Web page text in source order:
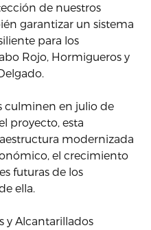
de nuestros
garantizar un sistema
para los
Rojo, Hormigueros y
culminen en julio de
proyecto, esta
modernizada
el crecimiento
futuras de los
ella.
y Alcantarillados